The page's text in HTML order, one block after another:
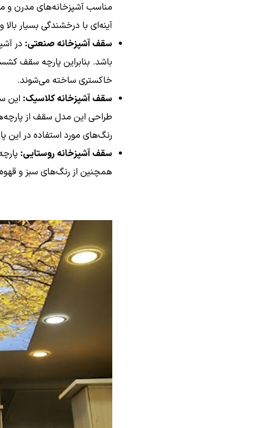
مناسب آشپزخانه‌های مدرن و
آینه‌ای با درخشندگی بسیار
سقف آشپزخانه صنعتی: در
باشد. بنابراین پارچه سقف
خاکستری ساخته می‌شوند.
سقف آشپزخانه کلاسیک: این
طراحی این مدل سقف از
رنگ‌های مورد استفاده در این
سقف آشپزخانه روستایی:
همچنین از رنگ‌های سبز و